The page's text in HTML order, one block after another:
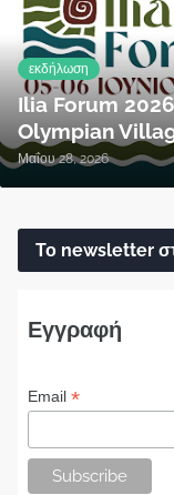
εκδήλωση
Ilia Forum
Olympian
Μαΐου 28, 2026
Το newsletter
Εγγραφή
Email *